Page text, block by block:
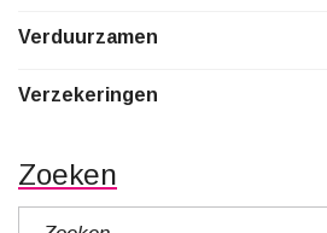
Verduurzamen
Verzekeringen
Zoeken